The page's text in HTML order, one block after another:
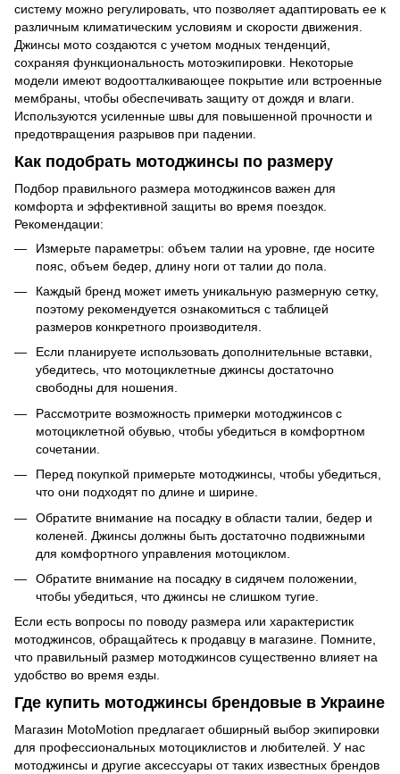
систему можно регулировать, что позволяет адаптировать ее к
различным климатическим условиям и скорости движения.
Джинсы мото создаются с учетом модных тенденций,
сохраняя функциональность мотоэкипировки. Некоторые
модели имеют водоотталкивающее покрытие или встроенные
мембраны, чтобы обеспечивать защиту от дождя и влаги.
Используются усиленные швы для повышенной прочности и
предотвращения разрывов при падении.
Как подобрать мотоджинсы по размеру
Подбор правильного размера мотоджинсов важен для
комфорта и эффективной защиты во время поездок.
Рекомендации:
Измерьте параметры: объем талии на уровне, где носите
пояс, объем бедер, длину ноги от талии до пола.
Каждый бренд может иметь уникальную размерную сетку,
поэтому рекомендуется ознакомиться с таблицей
размеров конкретного производителя.
Если планируете использовать дополнительные вставки,
убедитесь, что мотоциклетные джинсы достаточно
свободны для ношения.
Рассмотрите возможность примерки мотоджинсов с
мотоциклетной обувью, чтобы убедиться в комфортном
сочетании.
Перед покупкой примерьте мотоджинсы, чтобы убедиться,
что они подходят по длине и ширине.
Обратите внимание на посадку в области талии, бедер и
коленей. Джинсы должны быть достаточно подвижными
для комфортного управления мотоциклом.
Обратите внимание на посадку в сидячем положении,
чтобы убедиться, что джинсы не слишком тугие.
Если есть вопросы по поводу размера или характеристик
мотоджинсов, обращайтесь к продавцу в магазине. Помните,
что правильный размер мотоджинсов существенно влияет на
удобство во время езды.
Где купить мотоджинсы брендовые в Украине
Магазин MotoMotion предлагает обширный выбор экипировки
для профессиональных мотоциклистов и любителей. У нас
мотоджинсы и другие аксессуары от таких известных брендов